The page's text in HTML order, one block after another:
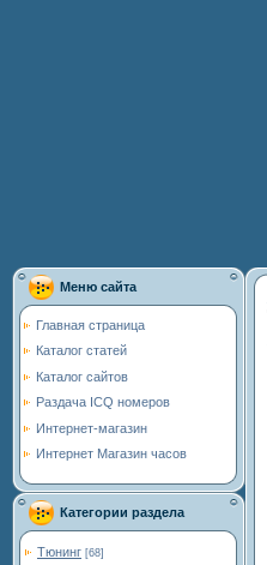
Меню сайта
Главная страница
Каталог статей
Каталог сайтов
Раздача ICQ номеров
Интернет-магазин
Интернет Магазин часов
Категории раздела
Тюнинг [68]